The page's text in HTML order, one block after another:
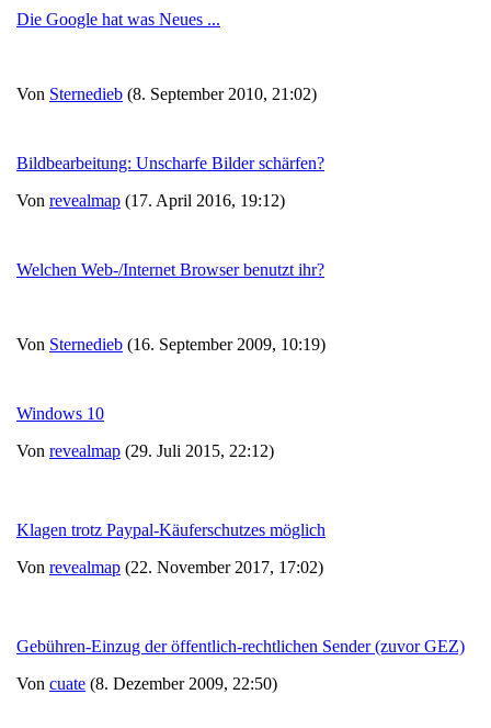
Die Google hat was Neues ...
Von Sternedieb (8. September 2010, 21:02)
Bildbearbeitung: Unscharfe Bilder schärfen?
Von revealmap (17. April 2016, 19:12)
Welchen Web-/Internet Browser benutzt ihr?
Von Sternedieb (16. September 2009, 10:19)
Windows 10
Von revealmap (29. Juli 2015, 22:12)
Klagen trotz Paypal-Käuferschutzes möglich
Von revealmap (22. November 2017, 17:02)
Gebühren-Einzug der öffentlich-rechtlichen Sender (zuvor GEZ)
Von cuate (8. Dezember 2009, 22:50)